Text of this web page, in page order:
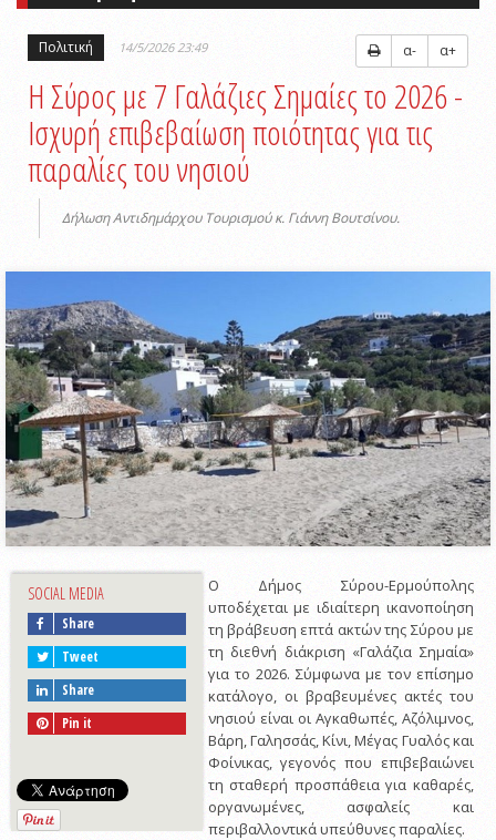
Πολιτική 14/5/2026 23:49 α- α+
Η Σύρος με 7 Γαλάζιες Σημαίες το 2026 -
Ισχυρή επιβεβαίωση ποιότητας για τις
παραλίες του νησιού
Δήλωση Αντιδημάρχου Τουρισμού κ. Γιάννη Βουτσίνου.
SOCIAL MEDIA
Share
Tweet
Share
Pin it
Ο Δήμος Σύρου-Ερμούπολης
υποδέχεται με ιδιαίτερη ικανοποίηση
τη βράβευση επτά ακτών της Σύρου με
τη διεθνή διάκριση «Γαλάζια Σημαία»
για το 2026. Σύμφωνα με τον επίσημο
κατάλογο, οι βραβευμένες ακτές του
νησιού είναι οι Αγκαθωπές, Αζόλιμνος,
Βάρη, Γαλησσάς, Κίνι, Μέγας Γυαλός και
Φοίνικας, γεγονός που επιβεβαιώνει
τη σταθερή προσπάθεια για καθαρές,
οργανωμένες, ασφαλείς και
περιβαλλοντικά υπεύθυνες παραλίες.